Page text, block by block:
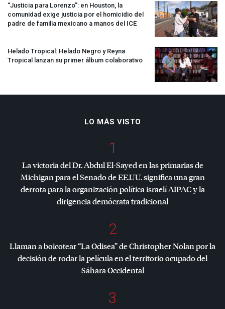
“Justicia para Lorenzo”: en Houston, la
comunidad exige justicia por el homicidio del
padre de familia mexicano a manos del ICE
Helado Tropical: Helado Negro y Reyna
Tropical lanzan su primer álbum colaborativo
LO MÁS VISTO
1
La victoria del Dr. Abdul El-Sayed en las primarias de
Michigan para el Senado de EE.UU. significa una gran
derrota para la organización política israelíAIPACy la
dirigencia demócrata tradicional
2
Llaman a boicotear “La Odisea” de Christopher Nolan por la
decisión de rodar la película en el territorio ocupado del
Sáhara Occidental
3